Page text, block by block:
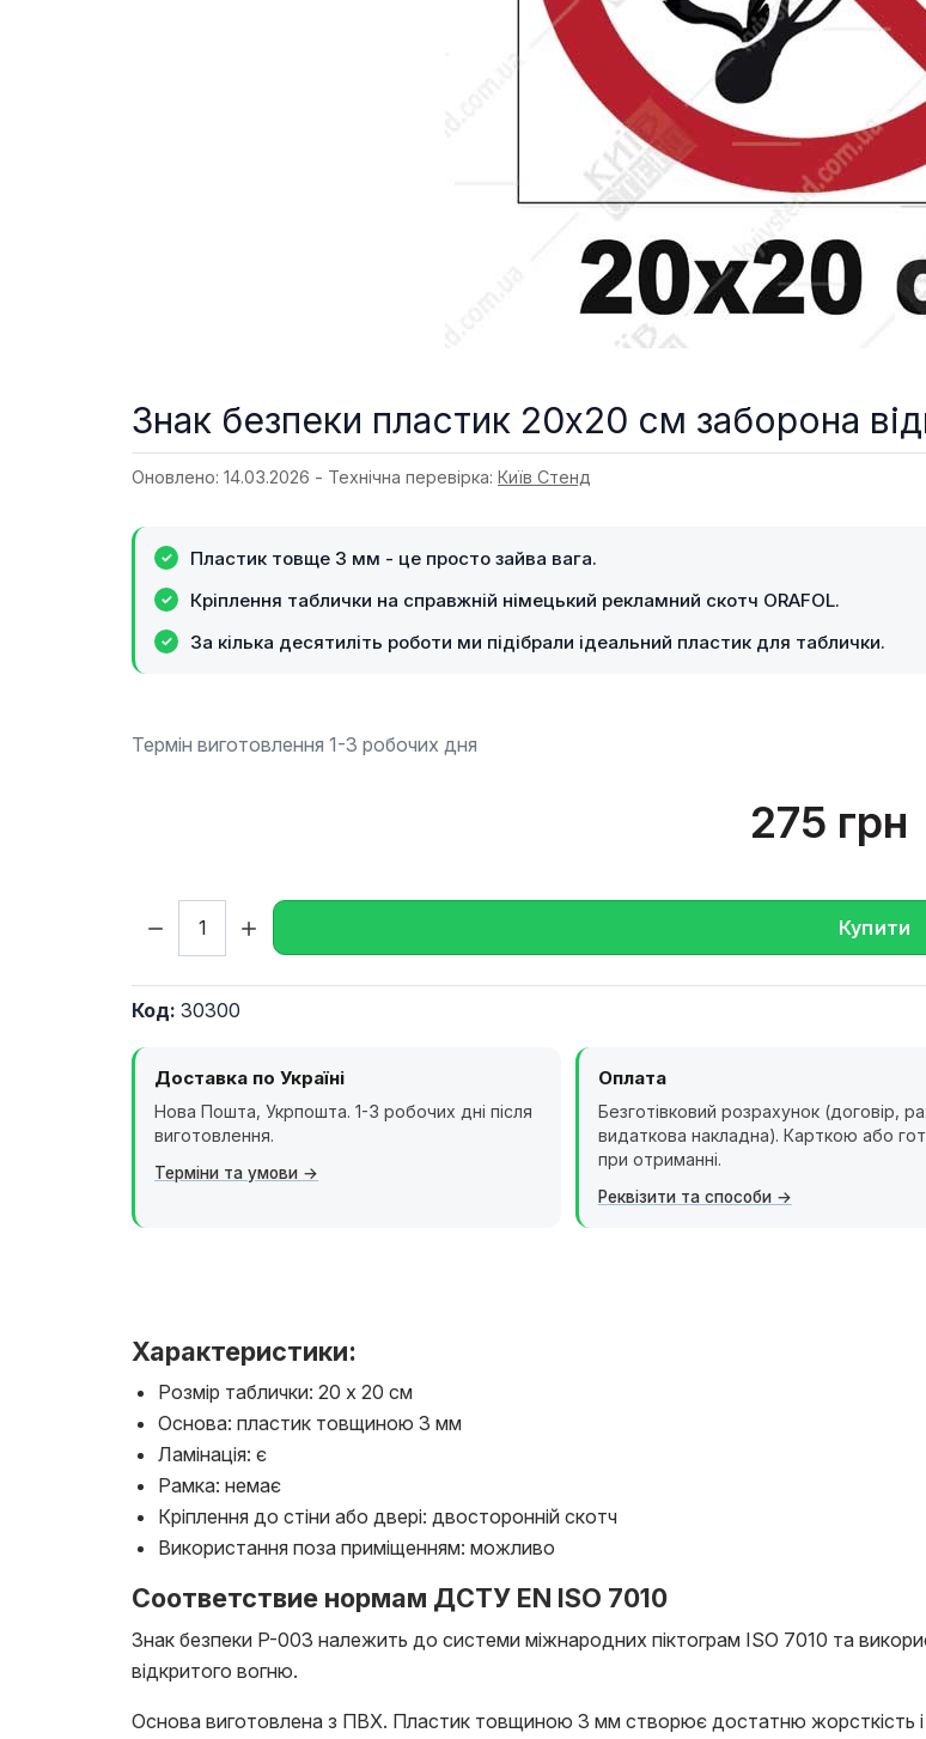
Знак безпеки пластик 20x20 см заборона
Оновлено: 14.03.2026 - Технічна перевірка: Київ Стенд
Пластик товще 3 мм - це просто зайва вага.
Кріплення таблички на справжній німецький рекламний скотч ORAFOL.
За кілька десятиліть роботи ми підібрали ідеальний пластик для таблички.
Термін виготовлення 1-3 робочих дня
275 грн
Купити
Код: 30300
Доставка по Україні
Нова Пошта, Укрпошта. 1-3 робочих дні після
виготовлення.
Терміни та умови
Оплата
Безготівковий розрахунок (договір,
видаткова накладна). Карткою або
при отриманні.
Реквізити та способи
Характеристики:
Розмір таблички: 20 х 20 см
Основа: пластик товщиною 3 мм
Ламінація: є
Рамка: немає
Кріплення до стіни або двері: двосторонній скотч
Використання поза приміщенням: можливо
Соответствие нормам ДСТУ EN ISO 7010
Знак безпеки P-003 належить до системи міжнародних піктограм ISO 7010 та
відкритого вогню.
Основа виготовлена з ПВХ. Пластик товщиною 3 мм створює достатню жорсткість і